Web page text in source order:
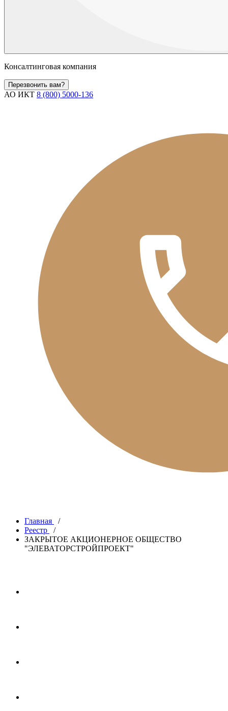
Консалтинговая компания
Перезвонить вам?
АО ИКТ 8 (800) 5000-136
Главная
/
Реестр
/
ЗАКРЫТОЕ АКЦИОНЕРНОЕ ОБЩЕСТВО
"ЭЛЕВАТОРСТРОЙПРОЕКТ"